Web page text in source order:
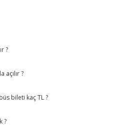
?
açılır ?
bileti kaç TL ?
?